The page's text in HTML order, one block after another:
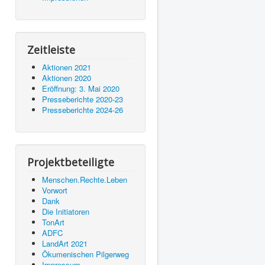
Zeitleiste
Aktionen 2021
Aktionen 2020
Eröffnung: 3. Mai 2020
Presseberichte 2020-23
Presseberichte 2024-26
Projektbeteiligte
Menschen.Rechte.Leben
Vorwort
Dank
Die Initiatoren
TonArt
ADFC
LandArt 2021
Ökumenischen Pilgerweg